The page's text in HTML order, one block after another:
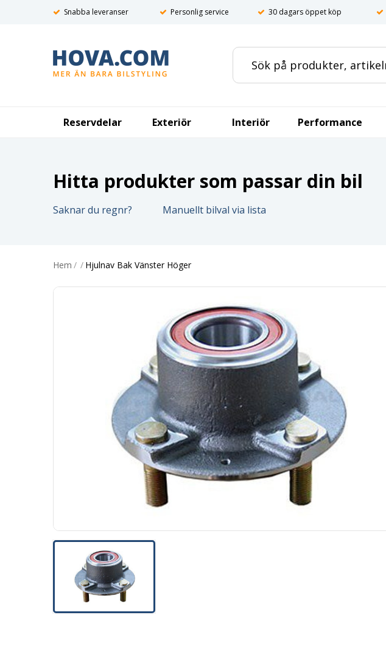
Snabba leveranser Personlig service 30 dagars öppet köp
Reservdelar Exteriör Interiör Performance
Hitta produkter som passar din bil
Saknar du regnr? Manuellt bilval via lista
Hem / / Hjulnav Bak Vänster Höger